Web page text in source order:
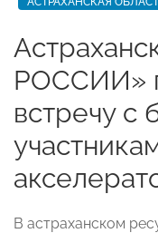
РОССИИ»
встречу с
В астраханском